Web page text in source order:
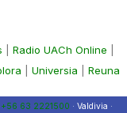
Radio UACh Online
Universia Reuna
+56 63 2221500 · Valdivia ·